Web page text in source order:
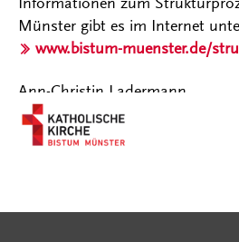
Münster gibt es im Internet
www.bistum-muenster.de/
Ann-Christin Ladermann